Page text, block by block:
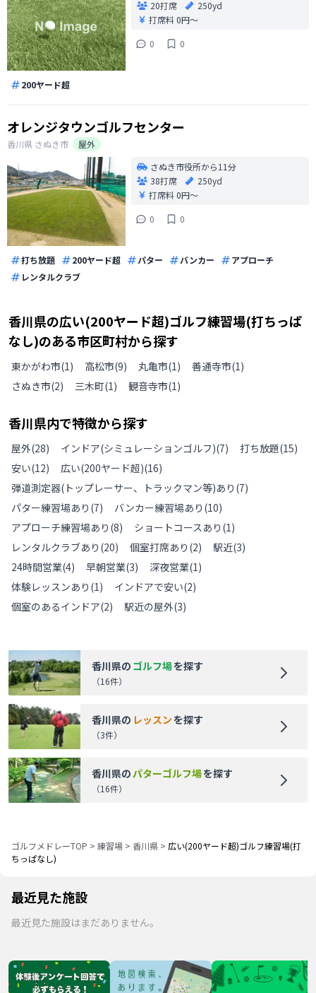
20打席
250yd
打席料0円〜
0
0
200ヤード超
オレンジタウンゴルフセンター
香川県 さぬき市
屋外
さぬき市役所から11分
38打席
250yd
打席料0円〜
0
0
打ち放題 200ヤード超 パター バンカー
アプローチ
レンタルクラブ
香川県の広い(200ヤード超)ゴルフ練習場(打ちっぱ
なし)のある市区町村から探す
東かがわ市(1) 高松市(9) 丸亀市(1) 善通寺市(1)
さぬき市(2) 三木町(1) 観音寺市(1)
香川県内で特徴から探す
屋外(28) インドア(シミュレーションゴルフ)(7) 打ち放題(15)
安い(12) 広い(200ヤード超)(16)
弾道測定器(トップレーサー、トラックマン等)あり (7)
パター練習場あり (7) バンカー練習場あり (10)
アプローチ練習場あり (8) ショートコースあり (1)
レンタルクラブあり (20) 個室打席あり (2) 駅近(3)
24時間営業(4) 早朝営業(3) 深夜営業(1)
体験レッスンあり (1) インドアで安い(2)
個室のあるインドア(2) 駅近の屋外(3)
香川県の ゴルフ場を探す
（16件）
香川県の レッスンを探す
（3件）
香川県のパターゴルフ場を探す
（16件）
ゴルフメドレーTOP > 練習場 > 香川県 > 広い(200ヤード超)ゴルフ練習場(打
ちっぱなし)
最近見た施設
最近見た施設はまだありません。